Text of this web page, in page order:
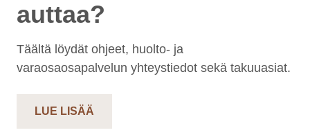
auttaa?
Täältä löydät ohjeet, huolto- ja
varaosaosapalvelun yhteystiedot sekä takuuasiat.
LUE LISÄÄ